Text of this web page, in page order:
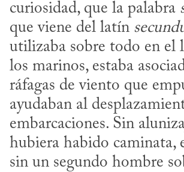
curiosidad, que la palabra
que viene del latín
utilizaba sobre todo en el
los marinos, estaba
ráfagas de viento que
ayudaban al
embarcaciones. Sin
hubiera habido caminata,
sin un segundo hombre